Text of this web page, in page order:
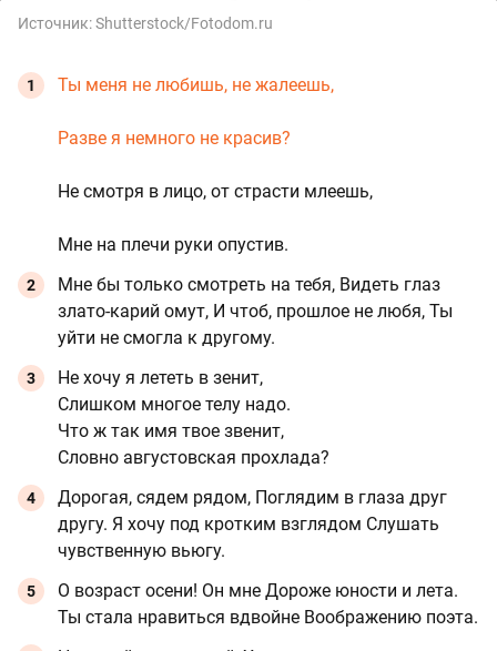
Источник:Shutterstock/Fotodom.ru
Ты меня не любишь, не жалеешь,
Разве я немного не красив?
Не смотря в лицо, от страсти млеешь,
Мне на плечи руки опустив.
Мне бы только смотреть на тебя, Видеть глаз
злато-карий омут, И чтоб, прошлое не любя, Ты
уйти не смогла к другому.
Не хочу я лететь в зенит,
Слишком многое телу надо.
Что ж так имя твое звенит,
Словно августовская прохлада?
Дорогая, сядем рядом, Поглядим в глаза друг
другу. Я хочу под кротким взглядом Слушать
чувственную вьюгу.
О возраст осени! Он мне Дороже юности и лета.
Ты стала нравиться вдвойне Воображению поэта.